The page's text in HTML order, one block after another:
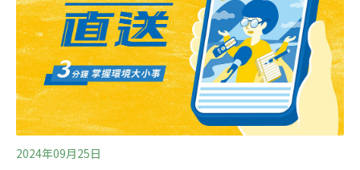
鰕虎科魚類，命名為太平島紡錘鰕虎（Fusigobius
taipinensis）。國海院近期將正式發表在國際動物生物分
類學期刊《Zootaxa》。這次命名的世界新種「太平島紡
錘鰕虎」主要分佈在太平島約5-20米水深的珊瑚礁海域，
僅有極少量在小琉球被記錄到。太平島紡錘鰕虎成
2024年09月25日